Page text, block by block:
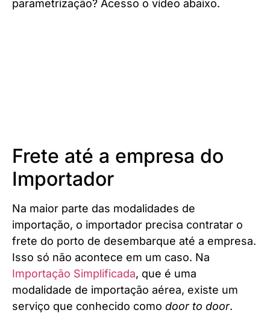
parametrização? Acesso o vídeo abaixo.
Frete até a empresa do
Importador
Na maior parte das modalidades de
importação, o importador precisa contratar o
frete do porto de desembarque até a empresa.
Isso só não acontece em um caso. Na
Importação Simplificada, que é uma
modalidade de importação aérea, existe um
serviço que conhecido como door to door.